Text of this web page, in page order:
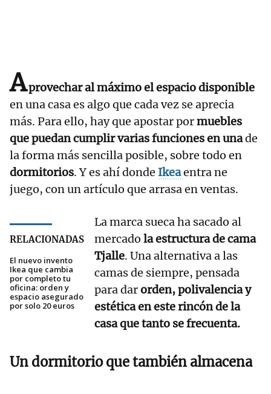
Aprovechar al máximo el espacio disponible
en una casa es algo que cada vez se aprecia
más. Para ello, hay que apostar pormuebles
que puedan cumplir varias funciones en unade
la forma más sencilla posible, sobre todo en
dormitorios. Y es ahí donde Ikeaentra ne
juego, con un artículo que arrasa en ventas.
RELACIONADAS
El nuevo invento
Ikea que cambia
por completo tu
oficina: orden y
espacio asegurado
por solo 20 euros
La marca sueca ha sacado al
mercado la estructura de cama
Tjalle. Una alternativa a las
camas de siempre, pensada
para darorden, polivalencia y
estética en este rincón de la
casa que tanto se frecuenta.
Un dormitorio que también almacena